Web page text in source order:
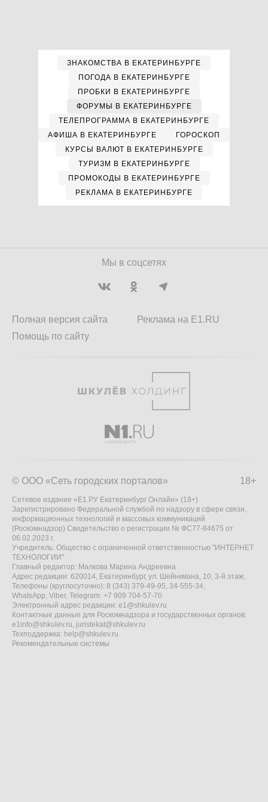
ЗНАКОМСТВА В ЕКАТЕРИНБУРГЕ
ПОГОДА В ЕКАТЕРИНБУРГЕ
ПРОБКИ В ЕКАТЕРИНБУРГЕ
ФОРУМЫ В ЕКАТЕРИНБУРГЕ
ТЕЛЕПРОГРАММА В ЕКАТЕРИНБУРГЕ
АФИША В ЕКАТЕРИНБУРГЕ
ГОРОСКОП
КУРСЫ ВАЛЮТ В ЕКАТЕРИНБУРГЕ
ТУРИЗМ В ЕКАТЕРИНБУРГЕ
ПРОМОКОДЫ В ЕКАТЕРИНБУРГЕ
РЕКЛАМА В ЕКАТЕРИНБУРГЕ
Мы в соцсетях
Полная версия сайта
Помощь по сайту
Реклама на E1.RU
18+
© ООО «Сеть городских порталов»
Сетевое издание «Е1.РУ Екатеринбург Онлайн» (18+)
Зарегистрировано Федеральной службой по надзору в сфере связи,
информационных технологий и массовых коммуникаций
(Роскомнадзор) Свидетельство о регистрации № ФС77-84675 от
06.02.2023 г.
Учредитель: Общество с ограниченной ответственностью "ИНТЕРНЕТ
ТЕХНОЛОГИИ"
Главный редактор: Малкова Марина Андреевна
Адрес редакции: 620014, Екатеринбург, ул. Шейнкмана, 10, 3-й этаж,
Телефоны (круглосуточно): 8 (343) 379-49-95, 34-555-34,
WhatsApp, Viber, Telegram: +7 909 704-57-70
Электронный адрес редакции: e1@shkulev.ru
Контактные данные для Роскомнадзора и государственных органов:
e1info@shkulev.ru, juristekat@shkulev.ru
Техподдержка: help@shkulev.ru
Рекомендательные системы